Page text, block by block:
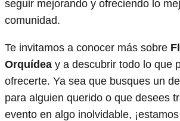
seguir mejorando y ofreciendo lo
comunidad.
Te invitamos a conocer más sobre
Orquídea y a descubrir todo lo que
ofrecerte. Ya sea que busques un
para alguien querido o que desees
evento en algo inolvidable,